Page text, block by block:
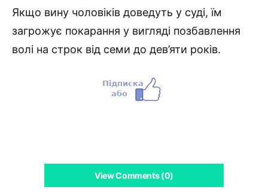
Якщо вину чоловіків доведуть у суді, їм
загрожує покарання у вигляді позбавлення
волі на строк від семи до дев’яти років.
View Comments (0)